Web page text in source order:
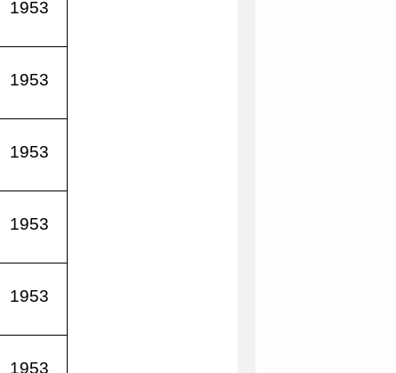
1953
1953
1953
1953
1953
1953